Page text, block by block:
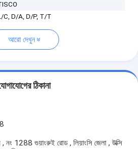
C, D/A, D/P, T/T
আরো দেখুন
ঠিকানা
, নং 1288 গুয়াংরুই রোড , লিয়াংসি জেলা , উক্সি